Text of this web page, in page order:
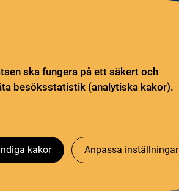
ska fungera på ett säkert och
besöksstatistik (analytiska kakor).
kakor Anpassa inställningar